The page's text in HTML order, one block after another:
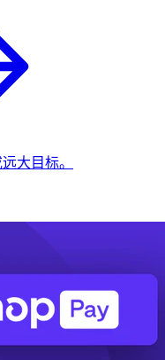
大目标。